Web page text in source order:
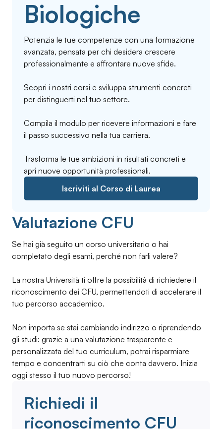
Biologiche
Potenzia le tue competenze con una formazione
avanzata, pensata per chi desidera crescere
professionalmente e affrontare nuove sfide.
Scopri i nostri corsi e sviluppa strumenti concreti
per distinguerti nel tuo settore.
Compila il modulo per ricevere informazioni e fare
il passo successivo nella tua carriera.
Trasforma le tue ambizioni in risultati concreti e
apri nuove opportunità professionali.
Iscriviti al Corso di Laurea
Valutazione CFU
Se hai già seguito un corso universitario o hai
completato degli esami, perché non farli valere?
La nostra Università ti offre la possibilità di richiedere il
riconoscimento dei CFU, permettendoti di accelerare il
tuo percorso accademico.
Non importa se stai cambiando indirizzo o riprendendo
gli studi: grazie a una valutazione trasparente e
personalizzata del tuo curriculum, potrai risparmiare
tempo e concentrarti su ciò che conta davvero. Inizia
oggi stesso il tuo nuovo percorso!
Richiedi il
riconoscimento CFU